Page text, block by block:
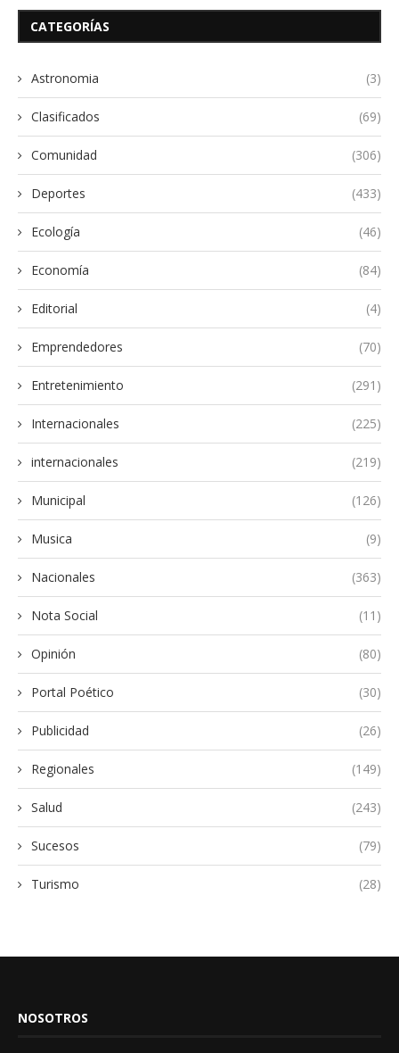
CATEGORÍAS
Astronomia (3)
Clasificados (69)
Comunidad (306)
Deportes (433)
Ecología (46)
Economía (84)
Editorial (4)
Emprendedores (70)
Entretenimiento (291)
Internacionales (225)
internacionales (219)
Municipal (126)
Musica (9)
Nacionales (363)
Nota Social (11)
Opinión (80)
Portal Poético (30)
Publicidad (26)
Regionales (149)
Salud (243)
Sucesos (79)
Turismo (28)
NOSOTROS